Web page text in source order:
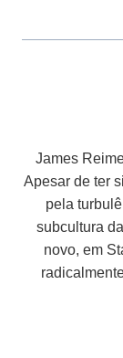
James
Apesar de ter
pela
subcultura
novo, em